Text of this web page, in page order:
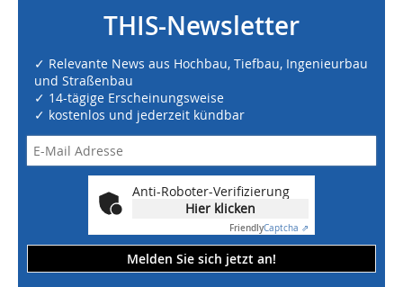
THIS-Newsletter
✓ Relevante News aus Hochbau, Tiefbau, Ingenieurbau
und Straßenbau
✓ 14-tägige Erscheinungsweise
✓ kostenlos und jederzeit kündbar
Anti-Roboter-Verifizierung
Hier klicken
FriendlyCaptcha ⇗
Melden Sie sich jetzt an!